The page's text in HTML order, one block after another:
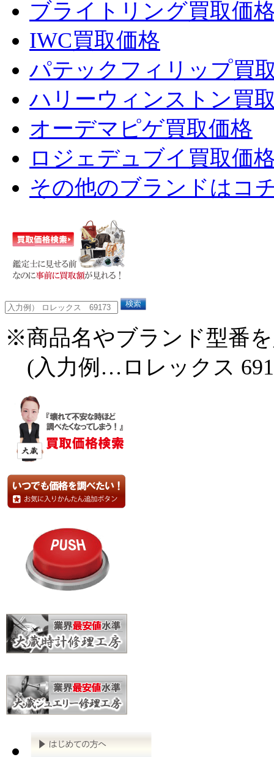
ブライトリング買取価
IWC買取価格
パテックフィリップ買
ハリーウィンストン買
オーデマピゲ買取価格
ロジェデュブイ買取価
その他のブランドはコ
※商品名やブランド型番
(入力例…ロレックス